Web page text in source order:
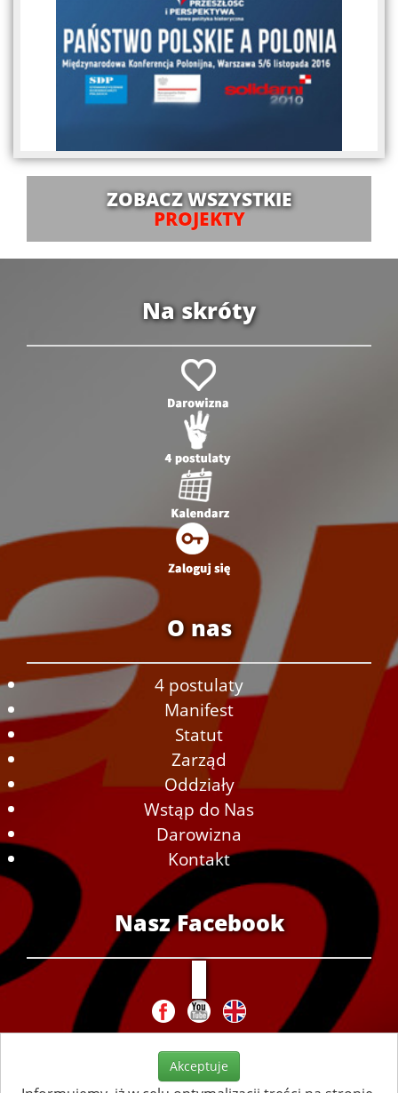
ZOBACZ WSZYSTKIE
PROJEKTY
Na skróty
O nas
4 postulaty
Manifest
Statut
Zarząd
Oddziały
Wstąp do Nas
Darowizna
Kontakt
Nasz Facebook
Akceptuje